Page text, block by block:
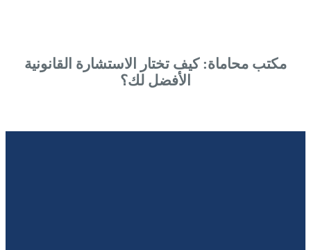
مكتب محاماة: كيف تختار الاستشارة القانونية
الأفضل لك؟